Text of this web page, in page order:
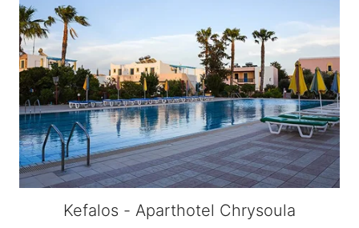
Kefalos - Aparthotel Chrysoula